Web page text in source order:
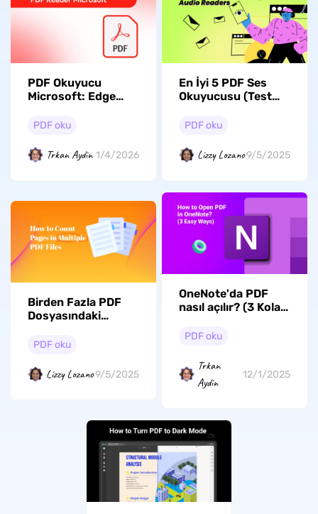
PDF Okuyucu
Microsoft: Edge
yeterli mi?
PDF oku
Trkan Aydin 1/4/2026
En İyi 5 PDF Ses
Okuyucusu (Test
PDF oku
Lizzy Lozano9/5/2025
Birden Fazla PDF
Dosyasındaki
Kolay Yöntem
PDF oku
Lizzy Lozano9/5/2025
OneNote'da PDF
nasıl açılır? (3 Kolay
PDF oku
Trkan
Aydin
12/1/2025